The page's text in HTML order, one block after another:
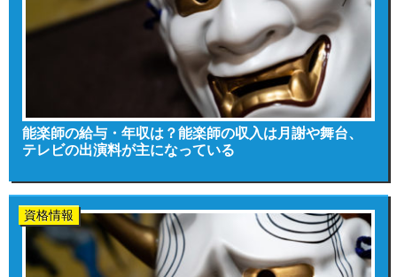
能楽師の給与・年収は？能楽師の収入は月謝や舞台、
テレビの出演料が主になっている
資格情報